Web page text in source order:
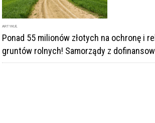
ARTYKUŁ
Ponad 55 milionów złotych na ochronę i
gruntów rolnych! Samorządy z